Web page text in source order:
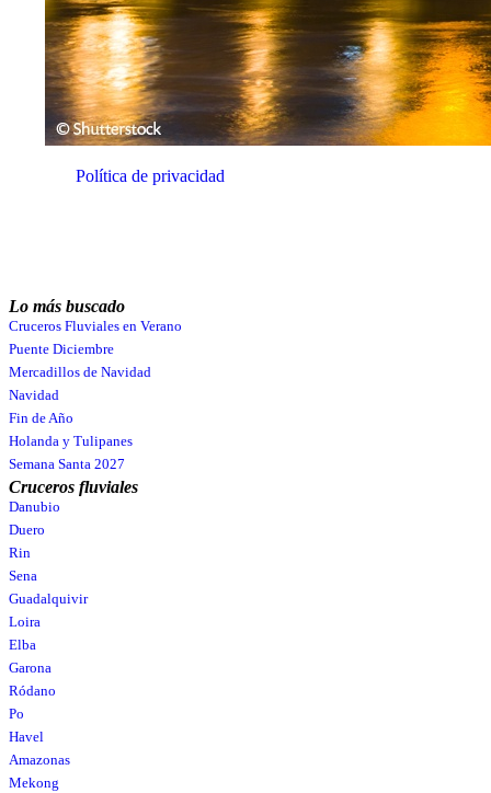
de miCruceroFluvial.
Quiero suscribirme
Recibirás emails con novedades y ofertas
relacionadas con tus intereses en la dirección de
email que nos proporciones. No utilizaremos tu
Política de privacidad
Lo más buscado
Cruceros Fluviales en Verano
Puente Diciembre
Mercadillos de Navidad
Navidad
Fin de Año
Holanda y Tulipanes
Semana Santa 2027
Cruceros fluviales
Danubio
Duero
Rin
Sena
Guadalquivir
Loira
Elba
Garona
Ródano
Po
Havel
Amazonas
Mekong